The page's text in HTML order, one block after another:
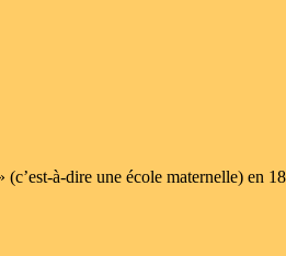
(c’est-à-dire une école maternelle) en